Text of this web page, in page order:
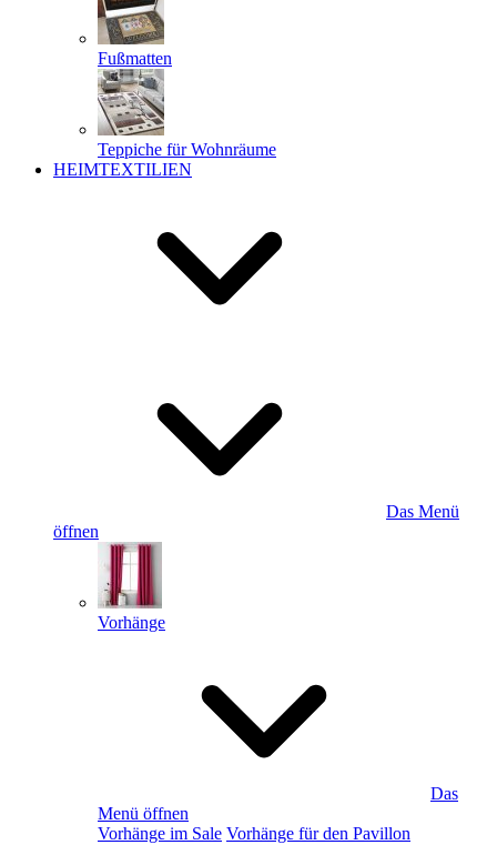
Fußmatten
Teppiche für Wohnräume
HEIMTEXTILIEN
Das Menü
öffnen
Vorhänge
Das
Menü öffnen
Vorhänge im Sale Vorhänge für den Pavillon